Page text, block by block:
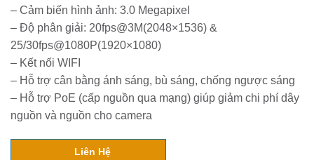
– Cảm biến hình ảnh: 3.0 Megapixel
– Độ phân giải: 20fps@3M(2048×1536) &
25/30fps@1080P(1920×1080)
– Kết nối WIFI
– Hỗ trợ cân bằng ánh sáng, bù sáng, chống ngược sáng
– Hỗ trợ PoE (cấp nguồn qua mạng) giúp giảm chi phí dây
nguồn và nguồn cho camera
Liên Hệ